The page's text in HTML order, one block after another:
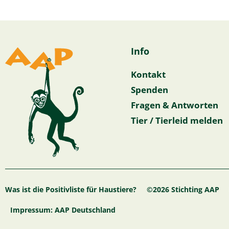
Info
Kontakt
Spenden
Fragen & Antworten
Tier / Tierleid melden
Was ist die Positivliste für Haustiere? ©2026 Stichting AAP
Impressum: AAP Deutschland